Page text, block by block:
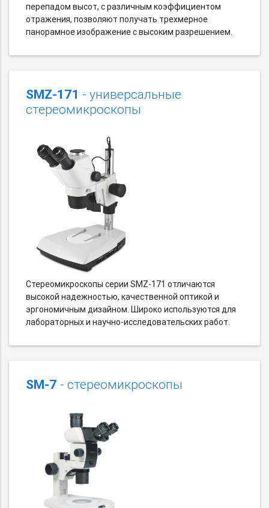
перепадом высот, с различным коэффициентом
отражения, позволяют получать трехмерное
панорамное изображение с высоким разрешением.
SMZ-171 - универсальные
стереомикроскопы
Стереомикроскопы серии SMZ-171 отличаются
высокой надежностью, качественной оптикой и
эргономичным дизайном. Широко используются для
лабораторных и научно-исследовательских работ.
SM-7 - стереомикроскопы